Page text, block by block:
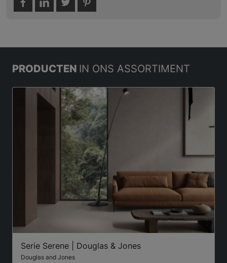
PRODUCTEN IN ONS ASSORTIMENT
Serie Serene | Douglas & Jones
Douglas and Jones